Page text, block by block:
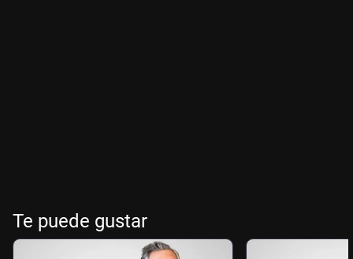
Te puede gustar